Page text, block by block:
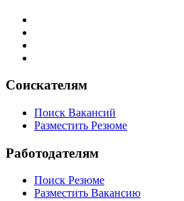
Соискателям
Поиск Вакансий
Разместить Резюме
Работодателям
Поиск Резюме
Разместить Вакансию